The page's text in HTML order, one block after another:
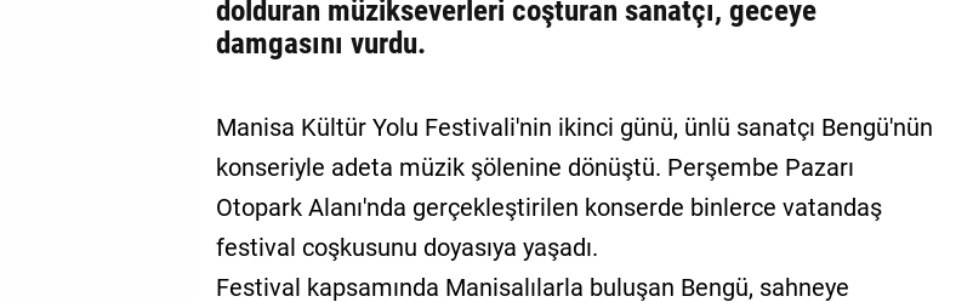
dolduran müzikseverleri coşturan sanatçı, geceye
damgasını vurdu.
Manisa Kültür Yolu Festivali'nin ikinci günü, ünlü sanatçı Bengü'nün
konseriyle adeta müzik şölenine dönüştü. Perşembe Pazarı
Otopark Alanı'nda gerçekleştirilen konserde binlerce vatandaş
festival coşkusunu doyasıya yaşadı.
Festival kapsamında Manisalılarla buluşan Bengü, sahneye